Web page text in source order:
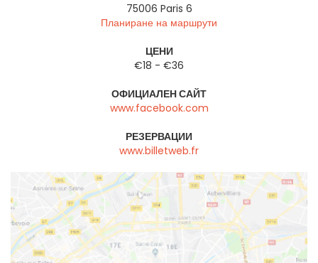
75006 Paris 6
Планиране на маршрути
ЦЕНИ
€18 - €36
ОФИЦИАЛЕН САЙТ
www.facebook.com
РЕЗЕРВАЦИИ
www.billetweb.fr